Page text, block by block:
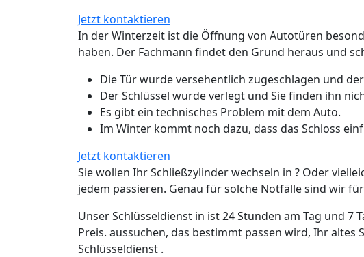
Jetzt kontaktieren
In der Winterzeit ist die Öffnung von Autotüren
haben. Der Fachmann findet den Grund heraus und
Die Tür wurde versehentlich zugeschlagen und
Der Schlüssel wurde verlegt und Sie finden ihn
Es gibt ein technisches Problem mit dem Auto.
Im Winter kommt noch dazu, dass das Schloss
Jetzt kontaktieren
Sie wollen Ihr Schließzylinder wechseln in ? Oder
jedem passieren. Genau für solche Notfälle sind wir
Unser Schlüsseldienst in ist 24 Stunden am Tag und
Preis. aussuchen, das bestimmt passen wird, Ihr
Schlüsseldienst .